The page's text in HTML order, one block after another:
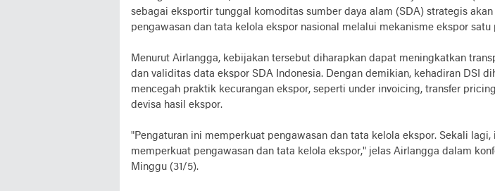
sebagai eksportir tunggal komoditas sumber daya alam (SDA) strategis
pengawasan dan tata kelola ekspor nasional melalui mekanisme ekspor satu
Menurut Airlangga, kebijakan tersebut diharapkan dapat meningkatkan
dan validitas data ekspor SDA Indonesia. Dengan demikian, kehadiran DSI
mencegah praktik kecurangan ekspor, seperti under invoicing, transfer
devisa hasil ekspor.
"Pengaturan ini memperkuat pengawasan dan tata kelola ekspor. Sekali lagi,
memperkuat pengawasan dan tata kelola ekspor," jelas Airlangga dalam
Minggu (31/5).